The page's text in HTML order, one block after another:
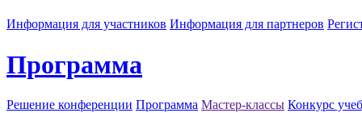
Информация для участников Информация для партнеров
Программа
Решение конференции Программа Мастер-классы Конкурс